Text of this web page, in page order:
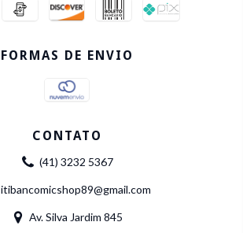
FORMAS DE ENVIO
CONTATO
(41) 3232 5367
itibancomicshop89@gmail.com
Av. Silva Jardim 845